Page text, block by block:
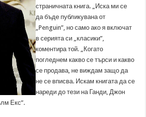
страничната книга. „Иска ми се
да бъде публикувана от
„Penguin”, но само ако я включат
в серията си „класики”,
коментира той. „Когато
погледнем какво се търси и какво
се продава, не виждам защо да
не се вписва. Искам книгата да се
нареди до тези на Ганди, Джон
Екс”.